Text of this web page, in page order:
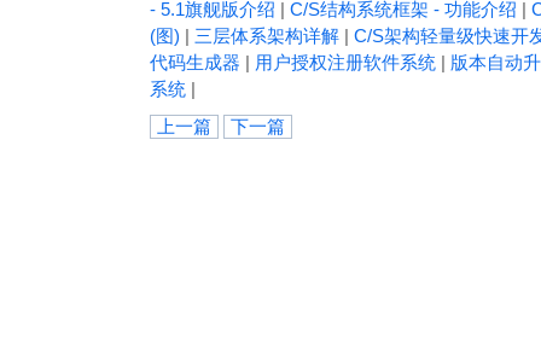
- 5.1旗舰版介绍 | C/S结构系统框架 - 功能介绍 |
(图) | 三层体系架构详解 | C/S架构轻量级快速开
代码生成器 | 用户授权注册软件系统 | 版本自动
系统 |
上一篇
下一篇